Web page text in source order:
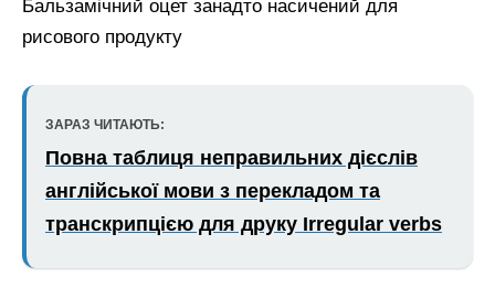
Бальзамічний оцет занадто насичений для
рисового продукту
ЗАРАЗ ЧИТАЮТЬ:
Повна таблиця неправильних дієслів
англійської мови з перекладом та
транскрипцією для друку Irregular verbs